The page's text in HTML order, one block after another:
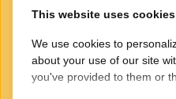
This website uses cookies
We use cookies to
about your use of our site
you've provided to them or